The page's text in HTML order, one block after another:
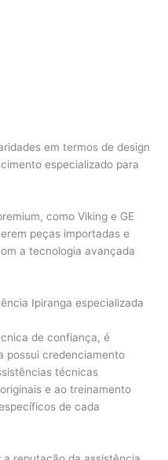
em termos de design
especializado para
como Viking e GE
peças importadas e
a tecnologia avançada
Ipiranga especializada
de confiança, é
possui credenciamento
técnicas
e ao treinamento
de cada